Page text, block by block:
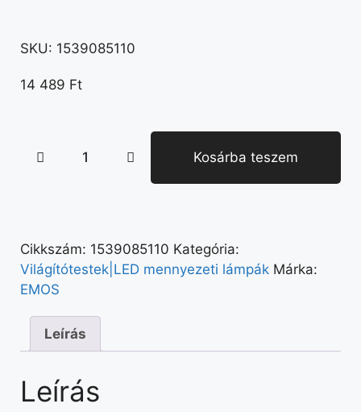
SKU: 1539085110
14 489 Ft
Kosárba teszem
Cikkszám: 1539085110 Kategória:
Világítótestek|LED mennyezeti lámpák Márka:
EMOS
Leírás
Leírás